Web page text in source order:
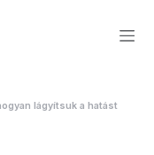
lágyítsuk a hatást